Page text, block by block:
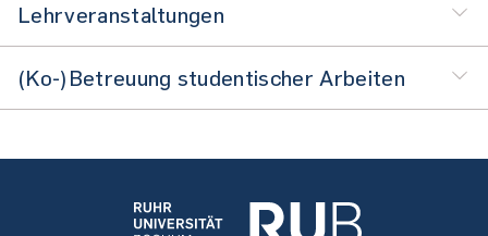
Lehrveranstaltungen
(Ko-)Betreuung studentischer Arbeiten